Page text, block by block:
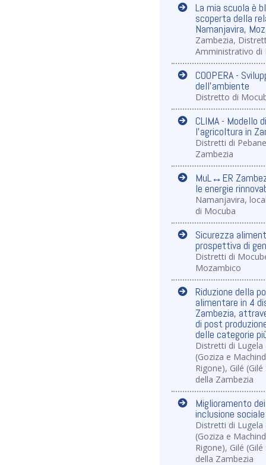
La mia scuola è
scoperta della
Namanjavira,
Zambezia,
Amministrativo di
COOPERA -
dell'ambiente
Distretto di
CLIMA - Modello
l'agricoltura in
Distretti di
Zambezia
MuL↔ER
le energie
Namanjavira,
di Mocuba
Sicurezza
prospettiva di
Distretti di
Mozambico
Riduzione della
alimentare in 4
Zambezia,
di post
delle categorie
Distretti di Lugela
(Goziza e
Rigone), Gilé
della Zambezia
Miglioramento
inclusione
Distretti di Lugela
(Goziza e
Rigone), Gilé
della Zambezia